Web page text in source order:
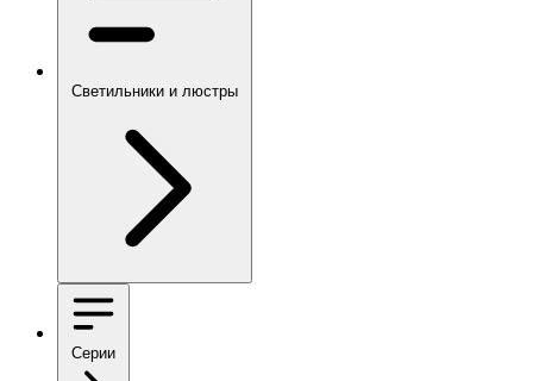
Светильники и люстры
Серии